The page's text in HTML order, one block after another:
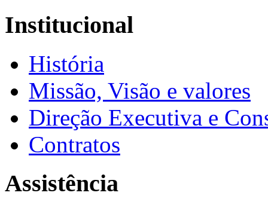
Institucional
História
Missão, Visão e valores
Direção Executiva e
Contratos
Assistência